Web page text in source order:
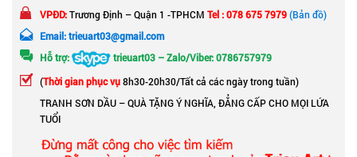
VPĐD:Trương Định – Quận 1 -TPHCM Tel : 078 675 7979(Bản đồ)
Email: trieuart03@gmail.com
Hỗ trợ:
trieuart03 – Zalo/Viber: 0786757979
(Thời gian phục vụ8h30-20h30/Tất cả các ngày trong tuần)
TRANH SƠN DẦU – QUÀ TẶNG Ý NGHĨA, ĐẲNG CẤP CHO MỌI LỨA
TUỔI